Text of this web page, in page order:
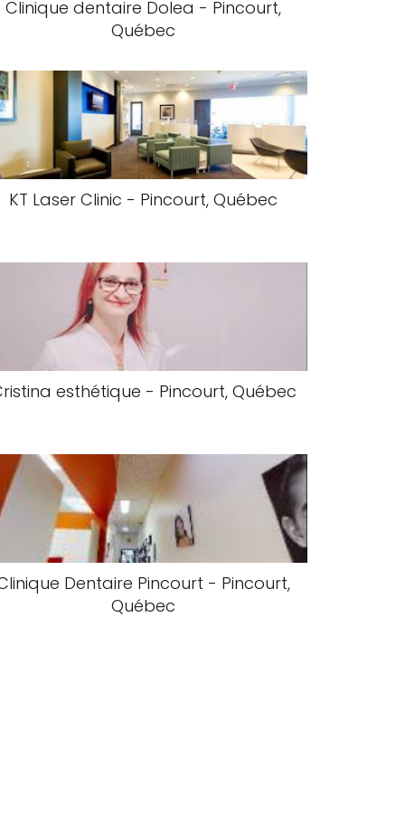
Clinique dentaire Dolea - Pincourt,
Québec
KT Laser Clinic - Pincourt, Québec
esthétique - Pincourt, Québec
Dentaire Pincourt - Pincourt,
Québec